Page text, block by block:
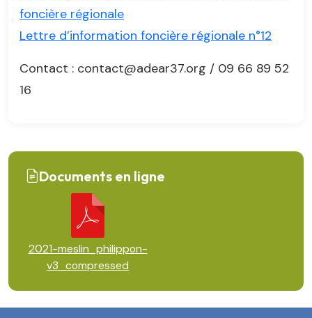
foncière régionale
Lettre d’information foncière régionale n°12
Contact : contact@adear37.org / 09 66 89 52
16
Documents en ligne
2021-meslin_philippon-
v3_compressed